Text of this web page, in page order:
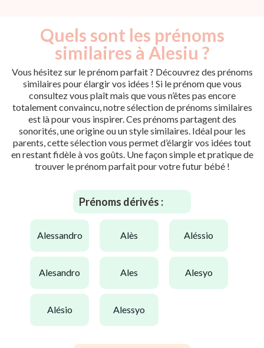
Quels sont les prénoms
similaires à Alesiu ?
Vous hésitez sur le prénom parfait ? Découvrez des prénoms
similaires pour élargir vos idées ! Si le prénom que vous
consultez vous plaît mais que vous n’êtes pas encore
totalement convaincu, notre sélection de prénoms similaires
est là pour vous inspirer. Ces prénoms partagent des
sonorités, une origine ou un style similaires. Idéal pour les
parents, cette sélection vous permet d’élargir vos idées tout
en restant fidèle à vos goûts. Une façon simple et pratique de
trouver le prénom parfait pour votre futur bébé !
Prénoms dérivés :
alessandro alès aléssio
alesandro ales alesyo
alésio alessyo